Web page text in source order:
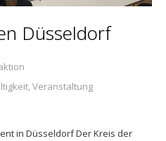
Düsseldorf
,Veranstaltung
in Düsseldorf Der Kreis der